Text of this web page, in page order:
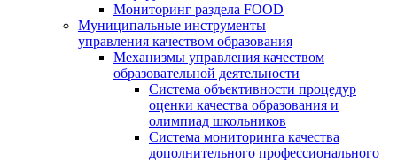
Мониторинг раздела FOOD
Муниципальные инструменты
управления качеством образования
Механизмы управления качеством
образовательной деятельности
Система объективности процедур
оценки качества образования и
олимпиад школьников
Система мониторинга качества
дополнительного профессионального